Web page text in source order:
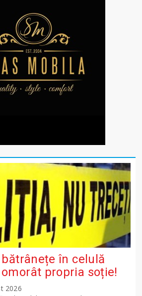
în celulă
propria soție!
2026